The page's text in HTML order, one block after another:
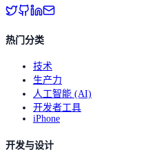
热门分类
技术
生产力
人工智能 (AI)
开发者工具
iPhone
开发与设计